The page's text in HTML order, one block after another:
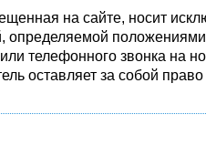
на сайте, носит
определяемой
телефонного звонка на
оставляет за собой